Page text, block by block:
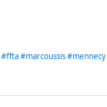
#ffta#marcoussis#mennecy